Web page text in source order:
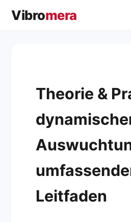
Vibromera
Theorie &
Leitfaden